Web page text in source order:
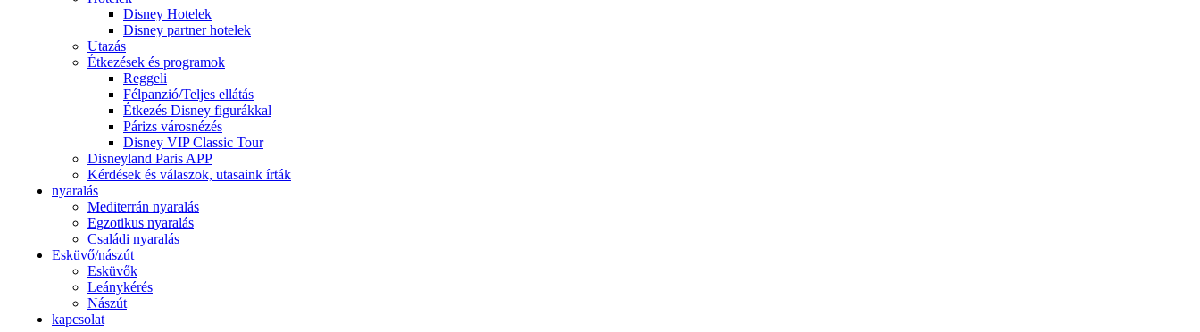
Disney Hotelek
Disney partner hotelek
Utazás
Étkezések és programok
Reggeli
Félpanzió/Teljes ellátás
Étkezés Disney figurákkal
Párizs városnézés
Disney VIP Classic Tour
Disneyland Paris APP
Kérdések és válaszok, utasaink írták
nyaralás
Mediterrán nyaralás
Egzotikus nyaralás
Családi nyaralás
Esküvő/nászút
Esküvők
Leánykérés
Nászút
kapcsolat